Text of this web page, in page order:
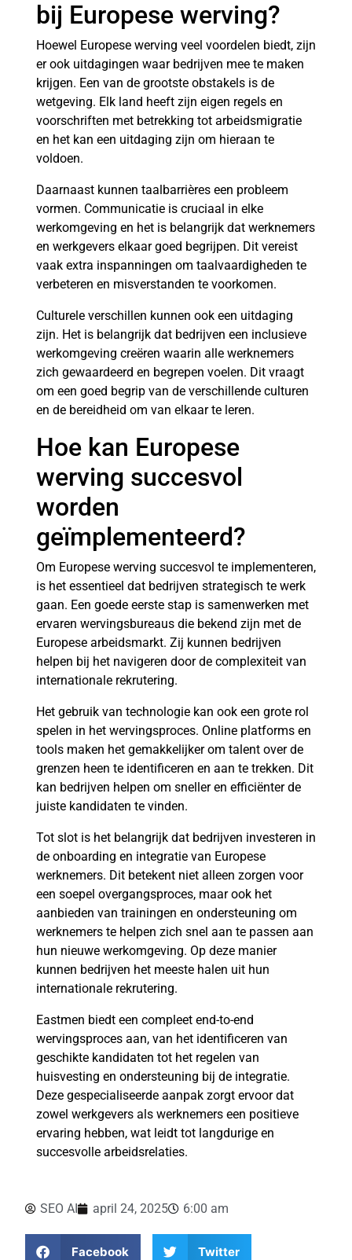
bij Europese werving?
Hoewel Europese werving veel voordelen biedt, zijn
er ook uitdagingen waar bedrijven mee te maken
krijgen. Een van de grootste obstakels is de
wetgeving. Elk land heeft zijn eigen regels en
voorschriften met betrekking tot arbeidsmigratie
en het kan een uitdaging zijn om hieraan te
voldoen.
Daarnaast kunnen taalbarrières een probleem
vormen. Communicatie is cruciaal in elke
werkomgeving en het is belangrijk dat werknemers
en werkgevers elkaar goed begrijpen. Dit vereist
vaak extra inspanningen om taalvaardigheden te
verbeteren en misverstanden te voorkomen.
Culturele verschillen kunnen ook een uitdaging
zijn. Het is belangrijk dat bedrijven een inclusieve
werkomgeving creëren waarin alle werknemers
zich gewaardeerd en begrepen voelen. Dit vraagt
om een goed begrip van de verschillende culturen
en de bereidheid om van elkaar te leren.
Hoe kan Europese
werving succesvol
worden
geïmplementeerd?
Om Europese werving succesvol te implementeren,
is het essentieel dat bedrijven strategisch te werk
gaan. Een goede eerste stap is samenwerken met
ervaren wervingsbureaus die bekend zijn met de
Europese arbeidsmarkt. Zij kunnen bedrijven
helpen bij het navigeren door de complexiteit van
internationale rekrutering.
Het gebruik van technologie kan ook een grote rol
spelen in het wervingsproces. Online platforms en
tools maken het gemakkelijker om talent over de
grenzen heen te identificeren en aan te trekken. Dit
kan bedrijven helpen om sneller en efficiënter de
juiste kandidaten te vinden.
Tot slot is het belangrijk dat bedrijven investeren in
de onboarding en integratie van Europese
werknemers. Dit betekent niet alleen zorgen voor
een soepel overgangsproces, maar ook het
aanbieden van trainingen en ondersteuning om
werknemers te helpen zich snel aan te passen aan
hun nieuwe werkomgeving. Op deze manier
kunnen bedrijven het meeste halen uit hun
internationale rekrutering.
Eastmen biedt een compleet end-to-end
wervingsproces aan, van het identificeren van
geschikte kandidaten tot het regelen van
huisvesting en ondersteuning bij de integratie.
Deze gespecialiseerde aanpak zorgt ervoor dat
zowel werkgevers als werknemers een positieve
ervaring hebben, wat leidt tot langdurige en
succesvolle arbeidsrelaties.
SEO AI april 24, 2025 6:00 am
Facebook Twitter